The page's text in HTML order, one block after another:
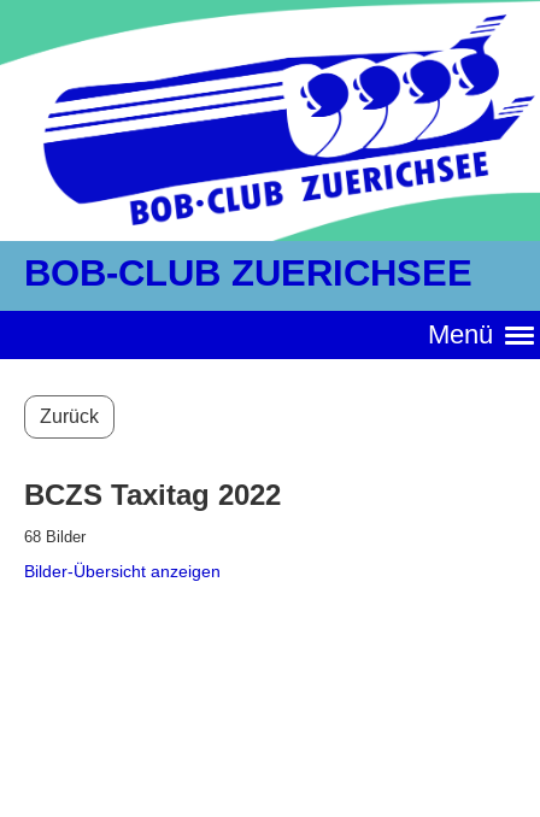
BOB-CLUB ZUERICHSEE
Menü
Zurück
BCZS Taxitag 2022
68 Bilder
Bilder-Übersicht anzeigen